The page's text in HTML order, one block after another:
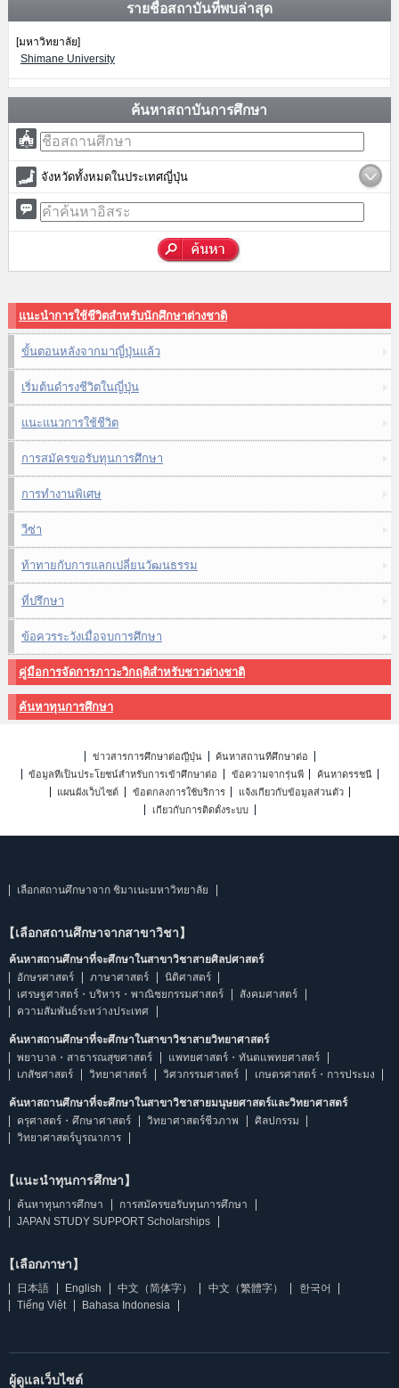
รายชื่อสถาบันที่พบล่าสุด
[มหาวิทยาลัย]
Shimane University
ค้นหาสถาบันการศึกษา
จังหวัดทั้งหมดในประเทศญี่ปุ่น
แนะนำการใช้ชีวิตสำหรับนักศึกษาต่างชาติ
ขั้นตอนหลังจากมาญี่ปุ่นแล้ว
เริ่มต้นดำรงชีวิตในญี่ปุ่น
แนะแนวการใช้ชีวิต
การสมัครขอรับทุนการศึกษา
การทำงานพิเศษ
วีซ่า
ท้าทายกับการแลกเปลี่ยนวัฒนธรรม
ที่ปรึกษา
ข้อควรระวังเมื่อจบการศึกษา
คู่มือการจัดการภาวะวิกฤติสำหรับชาวต่างชาติ
ค้นหาทุนการศึกษา
ข่าวสารการศึกษาต่อญี่ปุ่น
ค้นหาสถานที่ศึกษาต่อ
ข้อมูลที่เป็นประโยชน์สำหรับการเข้าศึกษาต่อ
ข้อความจากรุ่นพี่
ค้นหาดรรชนี
แผนผังเว็บไซต์
ข้อตกลงการใช้บริการ
แจ้งเกี่ยวกับข้อมูลส่วนตัว
เกี่ยวกับการติดตั้งระบบ
เลือกสถานศึกษาจาก ชิมาเนะมหาวิทยาลัย
【เลือกสถานศึกษาจากสาขาวิชา】
ค้นหาสถานศึกษาที่จะศึกษาในสาขาวิชาสายศิลปศาสตร์
อักษรศาสตร์
ภาษาศาสตร์
นิติศาสตร์
เศรษฐศาสตร์・บริหาร・พาณิชยกรรมศาสตร์
สังคมศาสตร์
ความสัมพันธ์ระหว่างประเทศ
ค้นหาสถานศึกษาที่จะศึกษาในสาขาวิชาสายวิทยาศาสตร์
พยาบาล・สาธารณสุขศาสตร์
แพทยศาสตร์・ทันตแพทยศาสตร์
เภสัชศาสตร์
วิทยาศาสตร์ วิศวกรรมศาสตร์ เกษตรศาสตร์・การประมง
ค้นหาสถานศึกษาที่จะศึกษาในสาขาวิชาสายมนุษยศาสตร์และวิทยาศาสตร์
ครุศาสตร์・ศึกษาศาสตร์
วิทยาศาสตร์ชีวภาพ
ศิลปกรรม
วิทยาศาสตร์บูรณาการ
【แนะนำทุนการศึกษา】
ค้นหาทุนการศึกษา
การสมัครขอรับทุนการศึกษา
JAPAN STUDY SUPPORT Scholarships
【เลือกภาษา】
日本語 English 中文（简体字） 中文（繁體字）
한국어
Tiếng Việt
Bahasa Indonesia
ผู้ดูแลเว็บไซต์